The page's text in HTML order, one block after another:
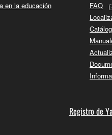
en la educación
FAQ
Registro de